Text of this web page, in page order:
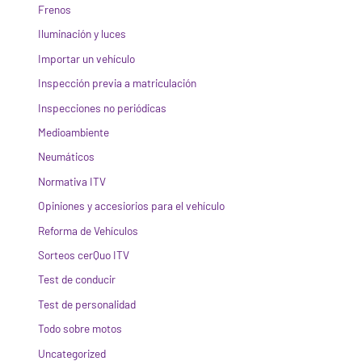
Frenos
Iluminación y luces
Importar un vehículo
Inspección previa a matriculación
Inspecciones no periódicas
Medioambiente
Neumáticos
Normativa ITV
Opiniones y accesiorios para el vehículo
Reforma de Vehículos
Sorteos cerQuo ITV
Test de conducir
Test de personalidad
Todo sobre motos
Uncategorized